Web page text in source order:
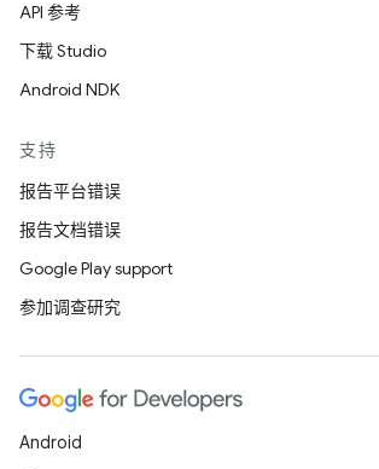
API 参考
下载 Studio
Android NDK
支持
报告平台错误
报告文档错误
Google Play support
参加调查研究
Android